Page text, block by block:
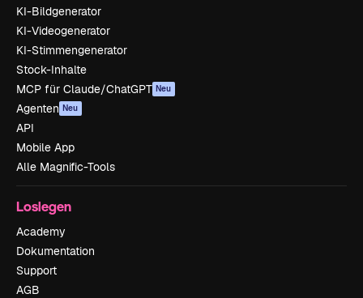
KI-Bildgenerator
KI-Videogenerator
KI-Stimmengenerator
Stock-Inhalte
MCP für Claude/ChatGPT Neu
Agenten Neu
API
Mobile App
Alle Magnific-Tools
Loslegen
Academy
Dokumentation
Support
AGB